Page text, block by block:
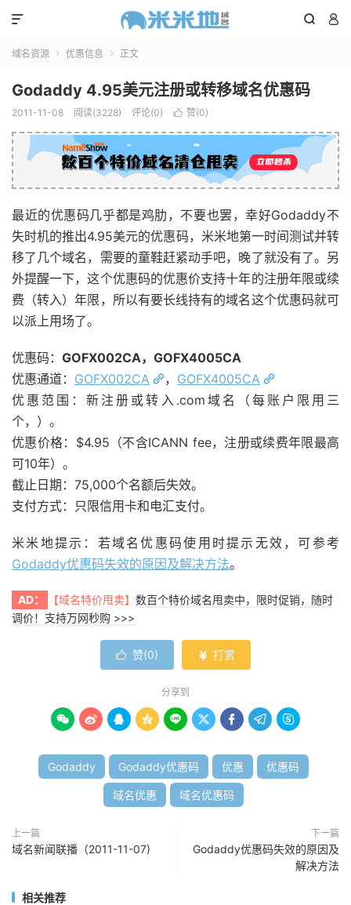
 

域名资源  优惠信息  正文
Godaddy 4.95美元注册或转移域名优惠码
2011-11-08 阅读(3228) 评论(0)  赞(0)
最近的优惠码几乎都是鸡肋，不要也罢，幸好Godaddy不
失时机的推出4.95美元的优惠码，米米地第一时间测试并转
移了几个域名，需要的童鞋赶紧动手吧，晚了就没有了。另
外提醒一下，这个优惠码的优惠价支持十年的注册年限或续
费（转入）年限，所以有要长线持有的域名这个优惠码就可
以派上用场了。
优惠码： GOFX002CA，GOFX4005CA
优惠通道： GOFX002CA ， GOFX4005CA
优惠范围：新注册或转入.com域名（每账户限用三
个，）。
优惠价格：$4.95（不含ICANN fee，注册或续费年限最高
可10年）。
截止日期：75,000个名额后失效。
支付方式：只限信用卡和电汇支付。
米米地提示：若域名优惠码使用时提示无效，可参考
Godaddy优惠码失效的原因及解决方法。
AD： 【域名特价甩卖】 数百个特价域名甩卖中，限时促销，随时
调价！支持万网秒购 >>>
 赞(0)  打赏
分享到
        
Godaddy Godaddy优惠码 优惠 优惠码
域名优惠 域名优惠码
上一篇
域名新闻联播（2011-11-07)
下一篇
Godaddy优惠码失效的原因及
解决方法
相关推荐